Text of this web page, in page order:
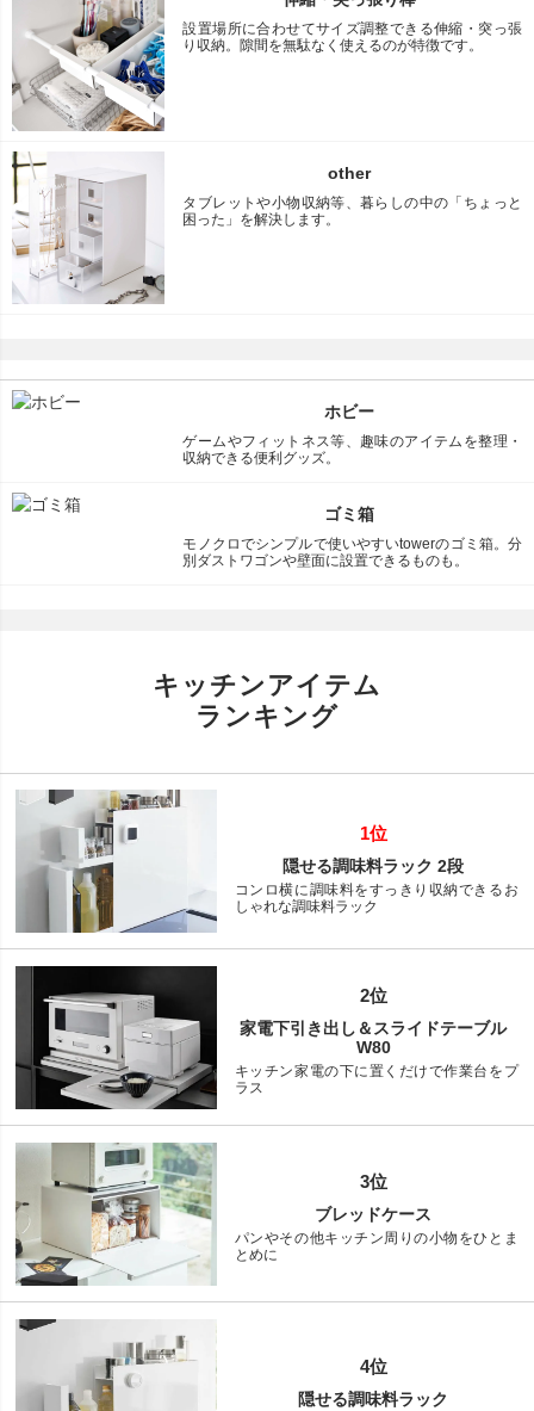
設置場所に合わせてサイズ調整できる伸縮・突っ張
り収納。隙間を無駄なく使えるのが特徴です。
other
タブレットや小物収納等、暮らしの中の「ちょっと
困った」を解決します。
ホビー
ゲームやフィットネス等、趣味のアイテムを整理・
収納できる便利グッズ。
ゴミ箱
モノクロでシンプルで使いやすいtowerのゴミ箱。分
別ダストワゴンや壁面に設置できるものも。
キッチンアイテム
ランキング
1位
隠せる調味料ラック 2段
コンロ横に調味料をすっきり収納できるお
しゃれな調味料ラック
2位
家電下引き出し＆スライドテーブル
W80
キッチン家電の下に置くだけで作業台をプ
ラス
3位
ブレッドケース
パンやその他キッチン周りの小物をひとま
とめに
4位
隠せる調味料ラック